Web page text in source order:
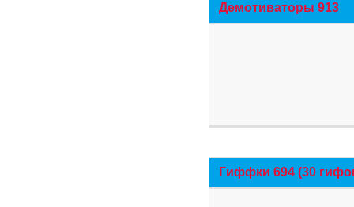
Демотиваторы 913
Гиффки 694 (30